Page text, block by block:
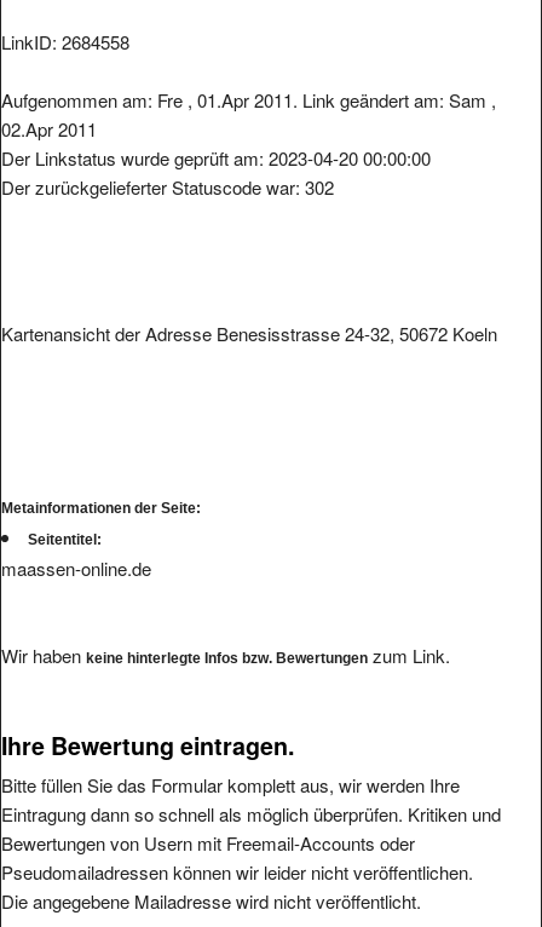
LinkID: 2684558
Aufgenommen am: Fre , 01.Apr 2011. Link geändert am: Sam ,
02.Apr 2011
Der Linkstatus wurde geprüft am: 2023-04-20 00:00:00
Der zurückgelieferter Statuscode war: 302
Kartenansicht der Adresse Benesisstrasse 24-32, 50672 Koeln
Metainformationen der Seite:
Seitentitel:
maassen-online.de
Wir haben keine hinterlegte Infos bzw. Bewertungen zum Link.
Ihre Bewertung eintragen.
Bitte füllen Sie das Formular komplett aus, wir werden Ihre
Eintragung dann so schnell als möglich überprüfen. Kritiken und
Bewertungen von Usern mit Freemail-Accounts oder
Pseudomailadressen können wir leider nicht veröffentlichen.
Die angegebene Mailadresse wird nicht veröffentlicht.